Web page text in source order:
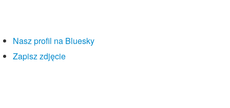
Nasz profil na Bluesky
Zapisz zdjęcie